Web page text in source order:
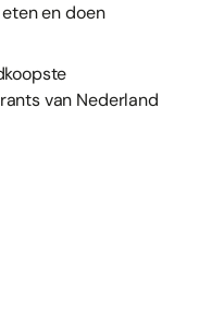
en doen
van Nederland